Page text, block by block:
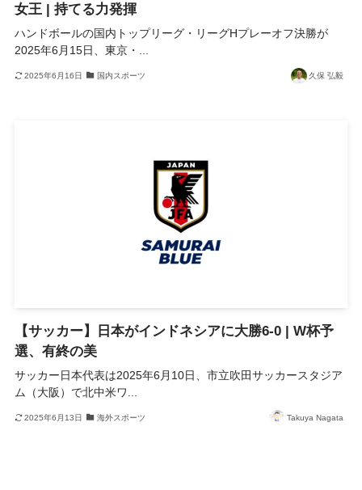
女王 | 持てる力発揮
ハンドボールの国内トップリーグ・リーグHプレーオフ決勝が
2025年6月15日、東京・...
2025年6月16日 国内スポーツ 久保 弘毅
【サッカー】日本がインドネシアに大勝6-0 | W杯予
選、有終の美
サッカー日本代表は2025年6月10日、市立吹田サッカースタジア
ム（大阪）で北中米ワ...
2025年6月13日 海外スポーツ Takuya Nagata